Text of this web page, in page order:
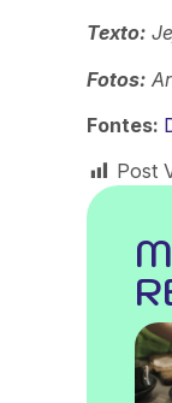
Texto:
Fotos:
Fontes:
Post